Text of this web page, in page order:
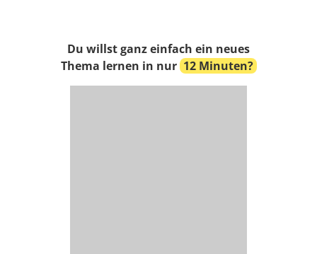
Du willst ganz einfach ein neues
Thema lernen in nur 12 Minuten?